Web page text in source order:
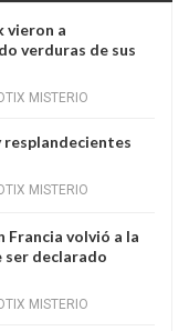
vieron a
verduras de sus
MISTERIO
resplandecientes
MISTERIO
Francia volvió a la
ser declarado
MISTERIO